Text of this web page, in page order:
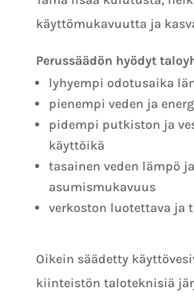
käyttömukavuutta ja
Perussäädön hyödyt
lyhyempi odotusaika
pienempi veden ja
pidempi putkiston ja
käyttöikä
tasainen veden lämpö
asumismukavuus
verkoston luotettava ja
Oikein säädetty
kiinteistön taloteknisiä